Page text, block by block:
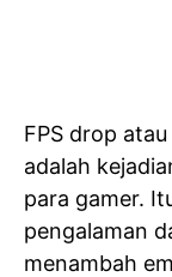
FPS drop
adalah
para gamer.
pengalaman
menambah